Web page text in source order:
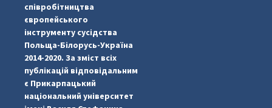
співробітництва
європейського
інструменту сусідства
Польща-Білорусь-Україна
2014-2020. За зміст всіх
публікацій відповідальним
є Прикарпацький
національний університет